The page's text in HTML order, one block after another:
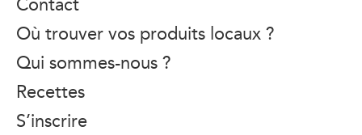
Où trouver vos produits locaux ?
Qui sommes-nous ?
Recettes
S’inscrire